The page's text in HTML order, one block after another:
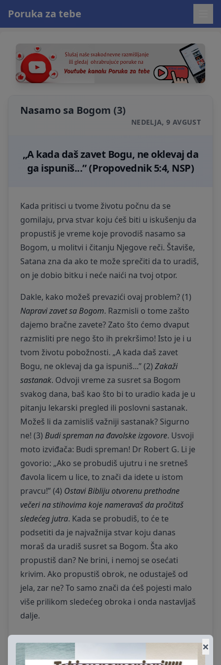
Poruka za tebe
Nasamo sa Bogom (3)
NEDELJA, 9 AVGUST
„A kada daš zavet Bogu, ne oklevaj da
ga ispuniš...” (Propovednik 5:4, NSP)
Kada pritisci u tvome životu počnu da se
gomilaju, prva stvar koju ćeš biti u iskušenju da
propustiš je vreme koje provodiš nasamo sa
Bogom, u molitvi i čitanju Njegove reči. Štaviše,
Satana zna da ako te može sprečiti da to uradiš,
on je dobio bitku i neće naići na tvoj otpor.
Dakle, kako možeš prevazići ovaj problem? (1)
Napravi zavet sa Bogom. Razmisli o tome zašto
dajemo bračne zavete? Zato što ćemo dvaput
razmisliti pre nego što ih prekršimo! Isto je i u
tvom životu pobožnosti. „A kada daš zavet
Bogu, ne oklevaj da ga ispuniš...” (2) Zakaži
sastanak. Odvoji vreme za susret sa Bogom
svakog dana, baš kao što bi to uradio kada je u
pitanju lekarski pregled ili poslovni sastanak.
Možeš li da zamisliš važniji sastanak? Sigurno
ne! (3) Budi spreman na đavolske izgovore. Usvoji
moto izviđača: Budi spreman! Dr Robert G. Li je
govorio: „Ako se probudiš ujutru i ne sretneš
đavola licem u lice, to znači da idete u istom
pravcu!” (4) Ostavi Bibliju otvorenu prethodne
večeri na stihovima koje nameravaš da pročitaš
sledećeg jutra. Kada se probudiš, to će te
podsetiti da je najvažnija stvar koju danas
moraš da uradiš susret sa Bogom. Šta ako
propustiš dan? Ne brini, i nemoj se osećati
krivim. Ako propustiš obrok, ne odustaješ od
jela, zar ne? To samo znači da ćeš pojesti malo
više prilikom sledećeg obroka i onda nastavljaš
dalje.
👉Osvežavaj se svakog dana kroz ohrabrenje iz
×